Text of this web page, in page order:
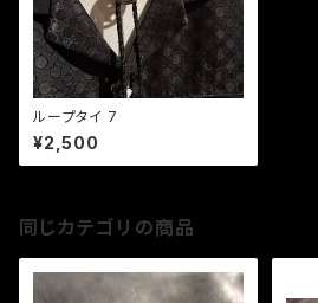
ループタイ 7
¥2,500
同じカテゴリの商品